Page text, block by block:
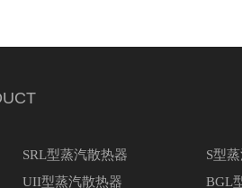
SRL型蒸汽散热器
S型
UII型蒸汽散热器
BGL